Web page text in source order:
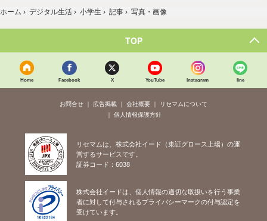
ホーム › デジタル生活 › 小学生 › 記事 › 写真・画像
TOP
Home Facebook X YouTube Instagram line
お問合せ 広告掲載 会社概要
リセマムについて
個人情報保護方針
リセマムは、株式会社イード（東証グロース上場）の運
営するサービスです。
証券コード：6038
株式会社イードは、個人情報の適切な取扱いを行う事業
者に対して付与されるプライバシーマークの付与認定を
受けています。